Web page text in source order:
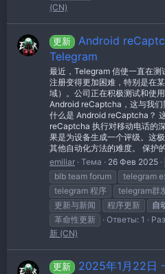
(CN)
更新
Android
Telegram
最近，Telegram 信使一直在
注册变得更加困难，特别是在
域）。公司正在积极测试和使
Android reCaptcha，这与我们
什么是 Android reCaptcha？
reCaptcha 执行对移动电话的
果是为设备生成一个评级。这
其他自动化方法的难度。 保护
emiliar Тема 26 Фев 2025
blb team forum
telegram
telegram 程序
telegram群
更新与新闻
程序更新 自
革命性更新
Ответы: 1
新 (CN)
更新
2025年1月22日